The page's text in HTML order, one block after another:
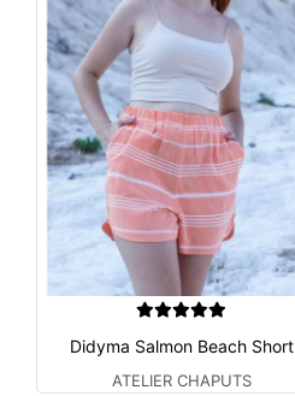
Didyma Salmon Beach Short
ATELIER CHAPUTS